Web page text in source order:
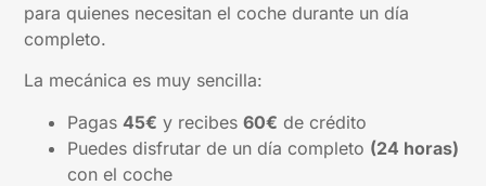
para quienes necesitan el coche durante un día
completo.
La mecánica es muy sencilla:
Pagas45€ y recibes60€ de crédito
Puedes disfrutar de un día completo (24 horas)
con el coche